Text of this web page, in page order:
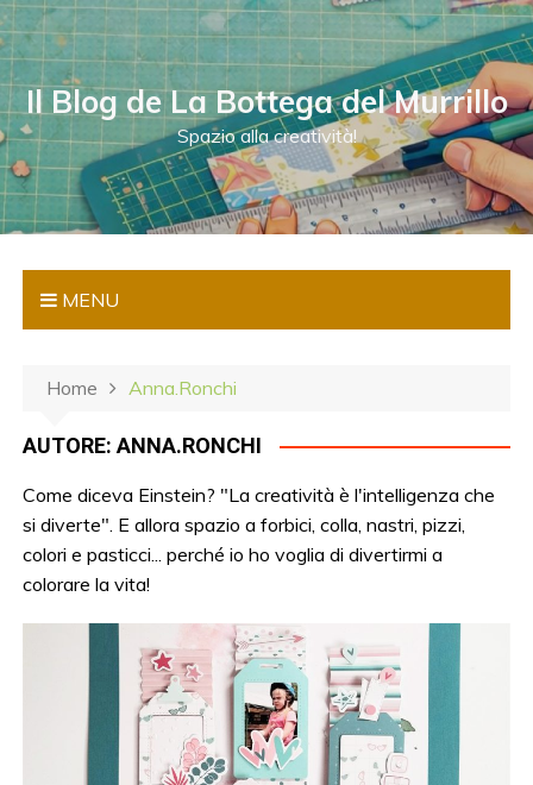
S
a
a
a
l
c
Il Blog de La Bottega del Murrillo
Spazio alla creatività!
MENU
Home Anna.Ronchi
AUTORE:ANNA.RONCHI
Come diceva Einstein? "La creatività è l'intelligenza che
si diverte". E allora spazio a forbici, colla, nastri, pizzi,
colori e pasticci... perché io ho voglia di divertirmi a
colorare la vita!